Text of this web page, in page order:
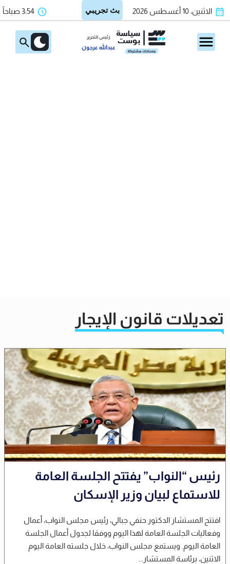
الاثنين، 10 أغسطس 2026 3:54 صباحاً
رئيس التحرير
عبدالله عرجون
تعديلات قانون الإيجار
رئيس “النواب” يفتتح الجلسة العامة
للاستماع لبيان وزير الإسكان
افتتح المستشار الدكتور حنفي جبالي، رئيس مجلس النواب، أعمال
وفعاليات الجلسة العامة لهذا اليوم ووفقا لجدول أعمال الجلسة
العامة اليوم. ويستمع مجلس النواب، خلال جلسته العامة اليوم
الاثنين، برئاسة المستشار...